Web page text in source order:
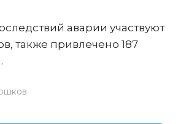
аварии участвуют
также привлечено 187